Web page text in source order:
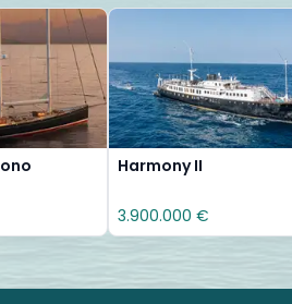
Harmony II
3.900.000 €